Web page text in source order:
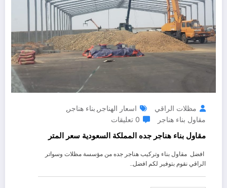
مظلات الراقي اسعار الهناجر , بناء هناجر ,
مقاول بناء هناجر
0 تعليقات
مقاول بناء هناجر جده المملكة السعودية سعر المتر
افضل مقاول بناء وتركيب هناجر جده من مؤسسة مظلات وسواتر
الراقي نقوم بتوفير لكم افضل…